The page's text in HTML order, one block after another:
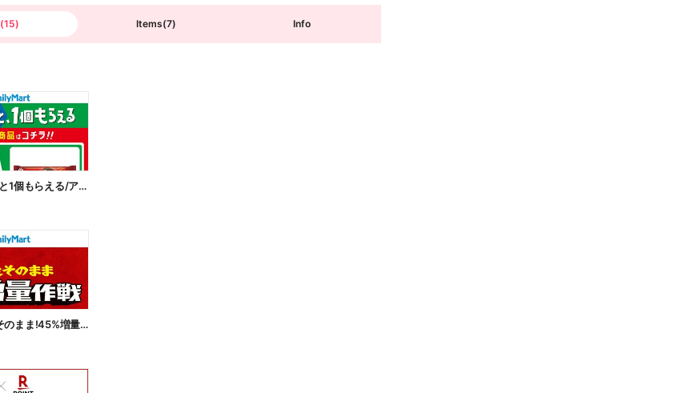
(15) Items(7) Info
【おトク】1個買うと1個もらえる/アイス
【おトク】お値段そのまま!45%増量作戦!